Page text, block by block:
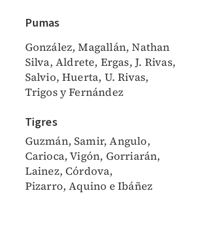
Pumas
González, Magallán, Nathan
Silva, Aldrete, Ergas, J. Rivas,
Salvio, Huerta, U. Rivas,
Trigos y Fernández
Tigres
Guzmán, Samir, Angulo,
Carioca, Vigón, Gorriarán,
Lainez, Córdova,
Pizarro, Aquino e Ibáñez